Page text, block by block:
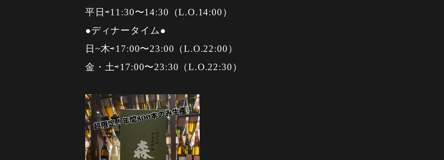
平日⇨11:30〜14:30（L.O.14:00）
●ディナータイム●
日~木⇨17:00〜23:00（L.O.22:00）
金・土⇨17:00〜23:30（L.O.22:30）